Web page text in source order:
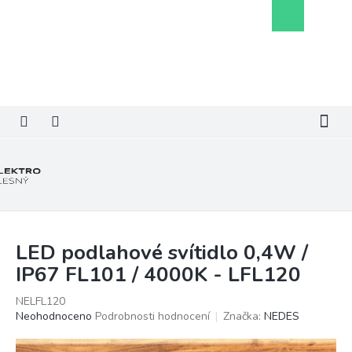
košík
LED podlahové svítidlo 0,4W /
IP67 FL101 / 4000K - LFL120
NELFL120
Průměrné
produktu
Neohodnoceno Podrobnosti hodnocení Značka: NEDES